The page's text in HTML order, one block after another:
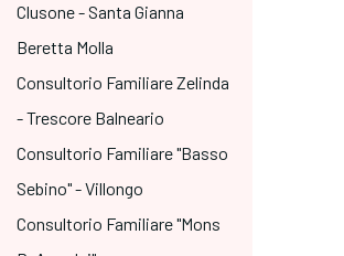
Clusone - Santa Gianna
Beretta Molla
Consultorio Familiare Zelinda
- Trescore Balneario
Consultorio Familiare "Basso
Sebino" - Villongo
Consultorio Familiare "Mons